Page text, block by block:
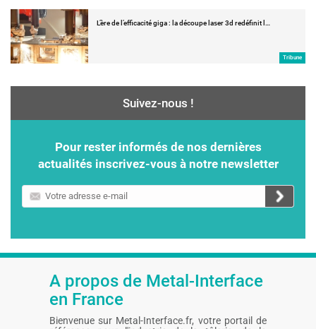
L’ère de l’efficacité giga : la découpe laser 3d redéfinit l…
Tribune
Suivez-nous !
Pour rester informés de nos dernières
actualités inscrivez-vous à notre newsletter
Votre
adresse
A propos de Metal-Interface
en France
Bienvenue sur Metal-Interface.fr, votre portail de